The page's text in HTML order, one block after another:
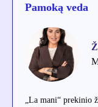
Pamoką veda
„La mani“